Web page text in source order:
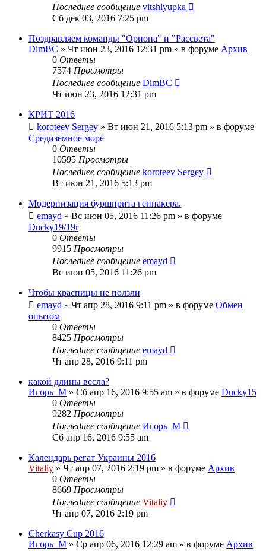
Последнее сообщение vitshlyupka
Сб дек 03, 2016 7:25 pm
Поздравляем команды "Ориона" и "Рассвета"
DimBC » Чт июн 23, 2016 12:31 pm » в форуме Архив
0 Ответы
7574 Просмотры
Последнее сообщение DimBC
Чт июн 23, 2016 12:31 pm
КРИТ 2016
koroteev Sergey » Вт июн 21, 2016 5:13 pm » в форуме
Средиземное море
0 Ответы
10595 Просмотры
Последнее сообщение koroteev Sergey
Вт июн 21, 2016 5:13 pm
Модернизация буршприта геннакера.
emayd » Вс июн 05, 2016 11:26 pm » в форуме
Ducky19/19r
0 Ответы
9915 Просмотры
Последнее сообщение emayd
Вс июн 05, 2016 11:26 pm
Чтобы краспицы не ползли
emayd » Чт апр 28, 2016 9:11 pm » в форуме Обмен
опытом
0 Ответы
8425 Просмотры
Последнее сообщение emayd
Чт апр 28, 2016 9:11 pm
какой длины весла?
Игорь_М » Сб апр 16, 2016 9:55 am » в форуме Ducky15
0 Ответы
9282 Просмотры
Последнее сообщение Игорь_М
Сб апр 16, 2016 9:55 am
Календарь регат Украины 2016
Vitaliy » Чт апр 07, 2016 2:19 pm » в форуме Архив
0 Ответы
8669 Просмотры
Последнее сообщение Vitaliy
Чт апр 07, 2016 2:19 pm
Cherkasy Cup 2016
Игорь_М » Ср апр 06, 2016 12:29 am » в форуме Архив